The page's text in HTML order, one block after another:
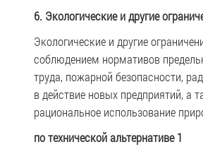
6. Экологические и другие
Экологические и другие
соблюдением нормативов
труда, пожарной безопасности,
в действие новых предприятий, а
рациональное использование
по технической альтернативе 1